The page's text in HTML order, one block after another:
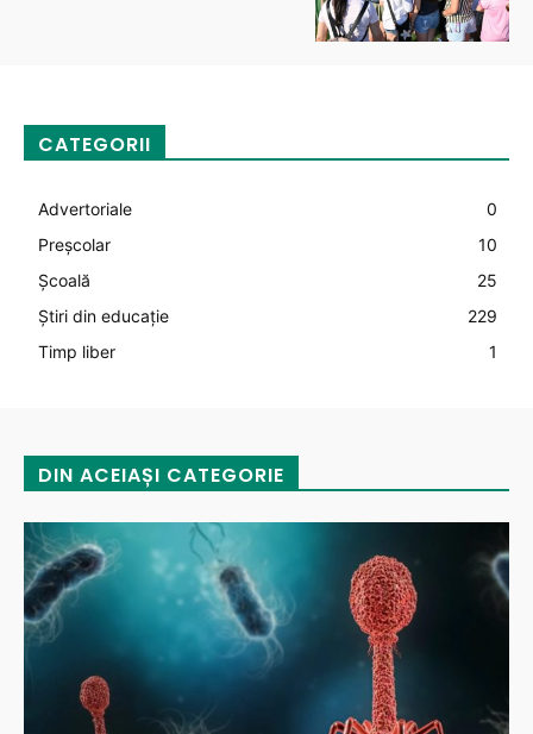
CATEGORII
Advertoriale
0
Preșcolar
10
Şcoală
25
Știri din educație
229
Timp liber
1
DIN ACEIAȘI CATEGORIE